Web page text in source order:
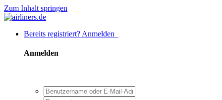
Zum Inhalt springen
Bereits registriert? Anmelden
Anmelden